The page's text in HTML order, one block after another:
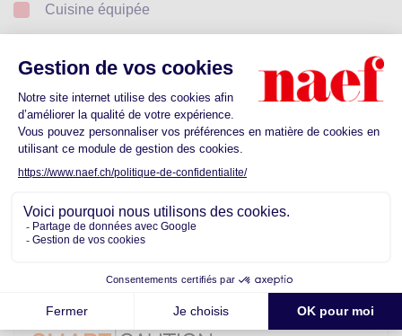
Cuisine équipée
Stores électriques
Terrasse
Jardin
Parking extérieur
Votre garantie de loyer sans dépôt bancaire